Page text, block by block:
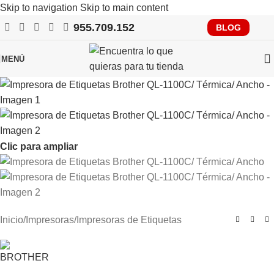
Skip to navigation Skip to main content
RECUERDA QUE PRONTO TENDRÁS QUE CUMPLIR CON
VERIFACTU, CONSÚLTANOS
955.709.152 BLOG
MENÚ
Clic para ampliar
Inicio/Impresoras/Impresoras de Etiquetas